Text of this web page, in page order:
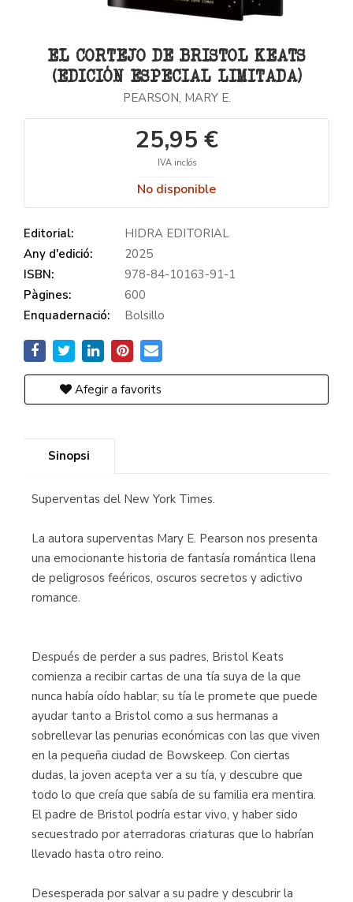
EL CORTEJO DE BRISTOL KEATS
(EDICIÓN ESPECIAL LIMITADA)
PEARSON, MARY E.
25,95 €
IVA inclós
No disponible
Editorial:
HIDRA EDITORIAL
Any d'edició:
2025
ISBN:
978-84-10163-91-1
Pàgines:
600
Enquadernació:
Bolsillo
Afegir a favorits
Sinopsi
Superventas del New York Times.
La autora superventas Mary E. Pearson nos presenta
una emocionante historia de fantasía romántica llena
de peligrosos feéricos, oscuros secretos y adictivo
romance.
Después de perder a sus padres, Bristol Keats
comienza a recibir cartas de una tía suya de la que
nunca había oído hablar; su tía le promete que puede
ayudar tanto a Bristol como a sus hermanas a
sobrellevar las penurias económicas con las que viven
en la pequeña ciudad de Bowskeep. Con ciertas
dudas, la joven acepta ver a su tía, y descubre que
todo lo que creía que sabía de su familia era mentira.
El padre de Bristol podría estar vivo, y haber sido
secuestrado por aterradoras criaturas que lo habrían
llevado hasta otro reino.
Desesperada por salvar a su padre y descubrir la